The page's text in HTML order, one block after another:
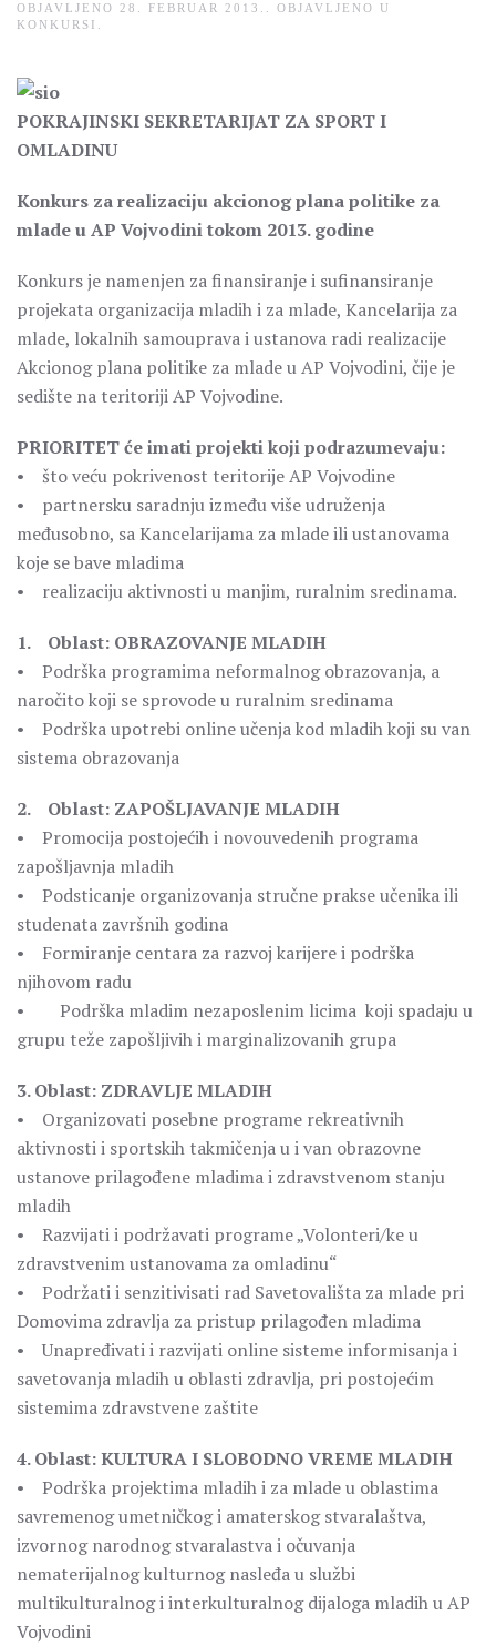
OBJAVLJENO 28. FEBRUAR 2013.
. OBJAVLJENO U
KONKURSI
POKRAJINSKI SEKRETARIJAT ZA SPORT I
OMLADINU
Konkurs za realizaciju akcionog plana politike za
mlade u AP Vojvodini tokom 2013. godine
Konkurs je namenjen za finansiranje i sufinansiranje
projekata organizacija mladih i za mlade, Kancelarija za
mlade, lokalnih samouprava i ustanova radi realizacije
Akcionog plana politike za mlade u AP Vojvodini, čije je
sedište na teritoriji AP Vojvodine.
PRIORITET će imati projekti koji podrazumevaju:
• što veću pokrivenost teritorije AP Vojvodine
• partnersku saradnju između više udruženja
međusobno, sa Kancelarijama za mlade ili ustanovama
koje se bave mladima
• realizaciju aktivnosti u manjim, ruralnim sredinama.
1. Oblast: OBRAZOVANJE MLADIH
• Podrška programima neformalnog obrazovanja, a
naročito koji se sprovode u ruralnim sredinama
• Podrška upotrebi online učenja kod mladih koji su van
sistema obrazovanja
2. Oblast: ZAPOŠLJAVANJE MLADIH
• Promocija postojećih i novouvedenih programa
zapošljavnja mladih
• Podsticanje organizovanja stručne prakse učenika ili
studenata završnih godina
• Formiranje centara za razvoj karijere i podrška
njihovom radu
• Podrška mladim nezaposlenim licima koji spadaju u
grupu teže zapošljivih i marginalizovanih grupa
3. Oblast: ZDRAVLJE MLADIH
• Organizovati posebne programe rekreativnih
aktivnosti i sportskih takmičenja u i van obrazovne
ustanove prilagođene mladima i zdravstvenom stanju
mladih
• Razvijati i podržavati programe „Volonteri/ke u
zdravstvenim ustanovama za omladinu“
• Podržati i senzitivisati rad Savetovališta za mlade pri
Domovima zdravlja za pristup prilagođen mladima
• Unapređivati i razvijati online sisteme informisanja i
savetovanja mladih u oblasti zdravlja, pri postojećim
sistemima zdravstvene zaštite
4. Oblast: KULTURA I SLOBODNO VREME MLADIH
• Podrška projektima mladih i za mlade u oblastima
savremenog umetničkog i amaterskog stvaralaštva,
izvornog narodnog stvaralastva i očuvanja
nematerijalnog kulturnog nasleđa u službi
multikulturalnog i interkulturalnog dijaloga mladih u AP
Vojvodini